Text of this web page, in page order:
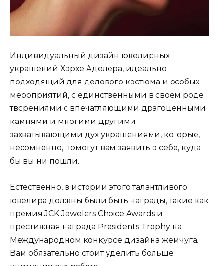
Индивидуальный дизайн ювелирных
украшений Хорхе Аделера, идеально
подходящий для делового костюма и особых
мероприятий, с единственными в своем роде
творениями с впечатляющими драгоценными
камнями и многими другими
захватывающими дух украшениями, которые,
несомненно, помогут вам заявить о себе, куда
бы вы ни пошли.
Естественно, в истории этого талантливого
ювелира должны были быть награды, такие как
премия JCK Jewelers Choice Awards и
престижная награда Presidents Trophy на
Международном конкурсе дизайна жемчуга.
Вам обязательно стоит уделить больше